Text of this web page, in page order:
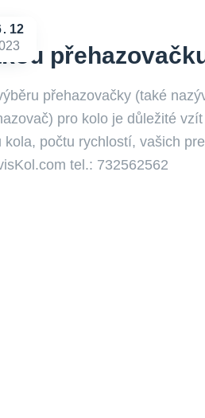
12
přehazovačky (také
pro kolo je důležité
kola, počtu rychlostí, vašich
tel.: 732562562